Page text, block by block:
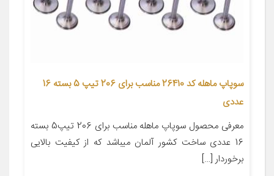
سوپاپ ماهله کد 26410 مناسب برای 206 تیپ 5 بسته 16
عددی
معرفی محصول سوپاپ ماهله مناسب برای 206 تیپ5 بسته
16 عددی ساخت کشور آلمان میباشد که از کیفیت بالایی
برخوردار […]